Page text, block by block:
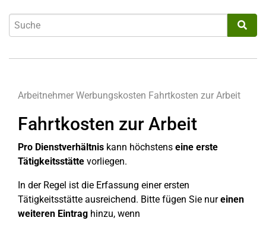
Arbeitnehmer Werbungskosten Fahrtkosten zur Arbeit
Fahrtkosten zur Arbeit
Pro Dienstverhältnis kann höchstens eine erste
Tätigkeitsstätte vorliegen.
In der Regel ist die Erfassung einer ersten
Tätigkeitsstätte ausreichend. Bitte fügen Sie nureinen
weiteren Eintrag hinzu, wenn